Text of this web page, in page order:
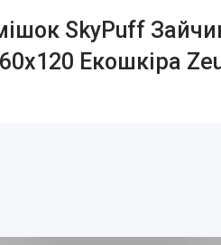
SkyPuff
Екошкіра